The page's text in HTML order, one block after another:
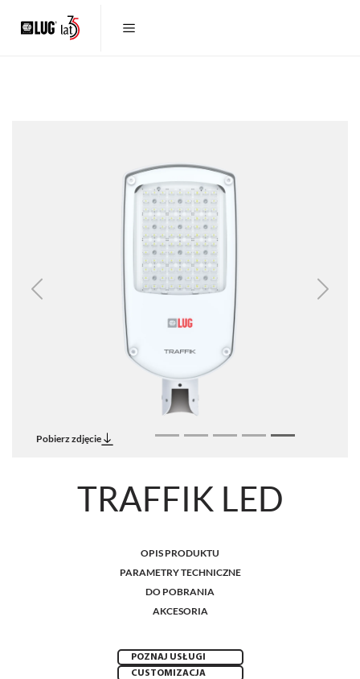
Previous Next
Pobierz zdjęcie
TRAFFIK LED
OPIS PRODUKTU
PARAMETRY TECHNICZNE
DO POBRANIA
AKCESORIA
POZNAJ USŁUGI
CUSTOMIZACJA